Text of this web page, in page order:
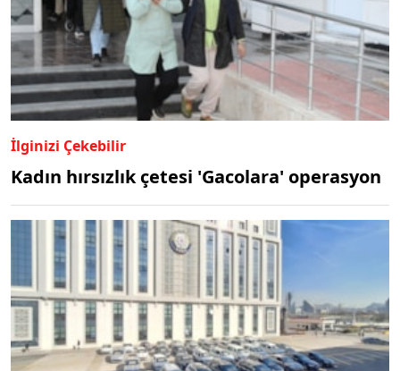
İlginizi Çekebilir
Kadın hırsızlık çetesi 'Gacolara' operasyon